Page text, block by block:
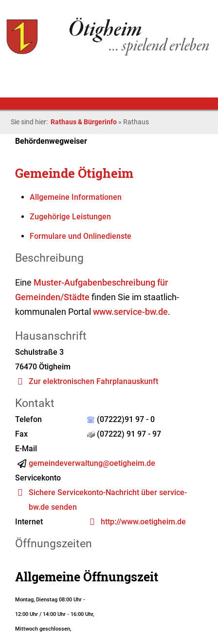
Sie sind hier: Rathaus & Bürgerinfo » Rathaus
Behördenwegweiser
Gemeinde Ötigheim
Allgemeine Informationen
Zugehörige Leistungen
Formulare und Onlinedienste
Beschreibung
Eine Muster-Aufgabenbeschreibung für
Gemeinden/Städte finden Sie im staatlich-
kommunalen Portalwww.service-bw.de.
Hausanschrift
Schulstraße 3
76470 Ötigheim
Zur elektronischen Fahrplanauskunft
Kontakt
Telefon
(07222)91 97 - 0
Fax
(07222) 91 97 - 97
E-Mail
gemeindeverwaltung@oetigheim.de
Servicekonto
Sichere Servicekonto-Nachricht über service-
bw.de senden
Internet
http://www.oetigheim.de
Öffnungszeiten
Allgemeine Öffnungszeit
Montag, Dienstag 08:00 Uhr -
12:00 Uhr / 14:00 Uhr - 16:00 Uhr,
Mittwoch geschlossen,